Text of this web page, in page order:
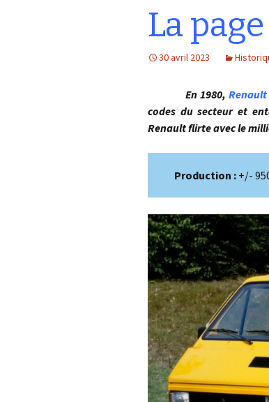
La
30 avril 2023
En 1980, Renault
codes du secteur et
Renault flirte avec le
Production : +/-